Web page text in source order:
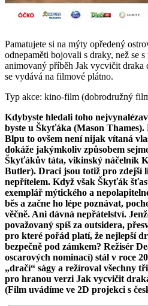
Pamatujete si na mýty opředený
odnepaměti bojovali s draky, než se
animovaný příběh Jak vycvičit draka
se vydává na filmové plátno.
Typ akce: kino-film (dobrodružný
Kdybyste hledali toho
byste u Škyťáka (Mason Thames).
Blpu to ovšem není nijak vítaná
dokáže jakýmkoliv způsobem
Škyťákův táta, vikinský náčelník
Butler). Draci jsou totiž pro zdejší
nepřítelem. Když však Škyťák
exemplář mýtického a
běs a začne ho lépe poznávat,
věčně. Ani dávná nepřátelství.
považovaný spíš za outsidera,
pro které pořád platí, že nejlepší
bezpečně pod zámkem? Režisér
oscarových nominací) stál v roce
„dračí“ ságy a režíroval všechny
pro hranou verzi Jak vycvičit
(Film uvádíme ve 2D projekci s